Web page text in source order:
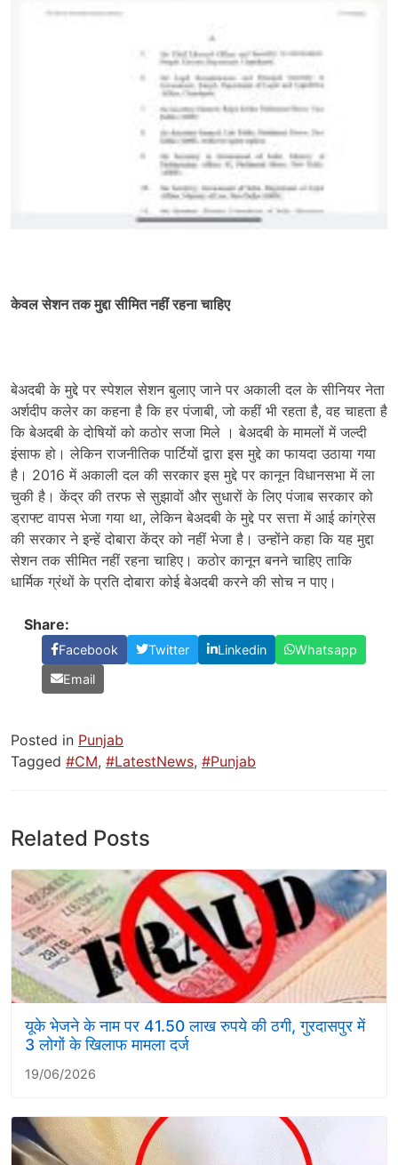
केवल सेशन तक मुद्दा सीमित नहीं रहना चाहिए
बेअदबी के मुद्दे पर स्पेशल सेशन बुलाए जाने पर अकाली दल के सीनियर नेता
अर्शदीप कलेर का कहना है कि हर पंजाबी, जो कहीं भी रहता है, वह चाहता है
कि बेअदबी के दोषियों को कठोर सजा मिले । बेअदबी के मामलों में जल्दी
इंसाफ हो। लेकिन राजनीतिक पार्टियों द्वारा इस मुद्दे का फायदा उठाया गया
है। 2016 में अकाली दल की सरकार इस मुद्दे पर कानून विधानसभा में ला
चुकी है। केंद्र की तरफ से सुझावों और सुधारों के लिए पंजाब सरकार को
ड्राफ्ट वापस भेजा गया था, लेकिन बेअदबी के मुद्दे पर सत्ता में आई कांग्रेस
की सरकार ने इन्हें दोबारा केंद्र को नहीं भेजा है। उन्होंने कहा कि यह मुद्दा
सेशन तक सीमित नहीं रहना चाहिए। कठोर कानून बनने चाहिए ताकि
धार्मिक ग्रंथों के प्रति दोबारा कोई बेअदबी करने की सोच न पाए।
Share:
Facebook Twitter Linkedin
Whatsapp
Email
Posted in Punjab
Tagged #CM, #LatestNews, #Punjab
Related Posts
यूके भेजने के नाम पर 41.50 लाख रुपये की ठगी, गुरदासपुर में
3 लोगों के खिलाफ मामला दर्ज
19/06/2026